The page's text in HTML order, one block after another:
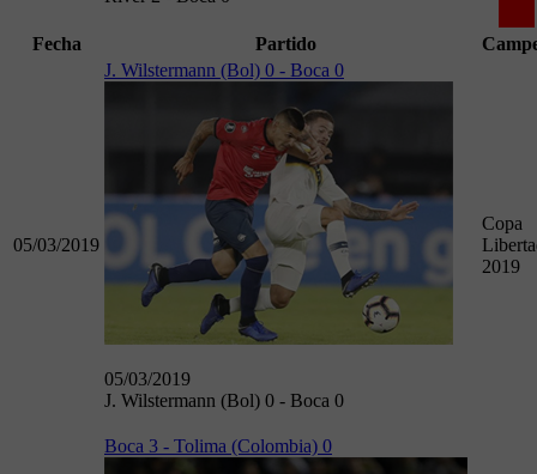
Fecha Partido
05/03/2019
J. Wilstermann (Bol) 0 - Boca 0
05/03/2019
J. Wilstermann (Bol) 0 - Boca 0
Copa
2019
Boca 3 - Tolima (Colombia) 0